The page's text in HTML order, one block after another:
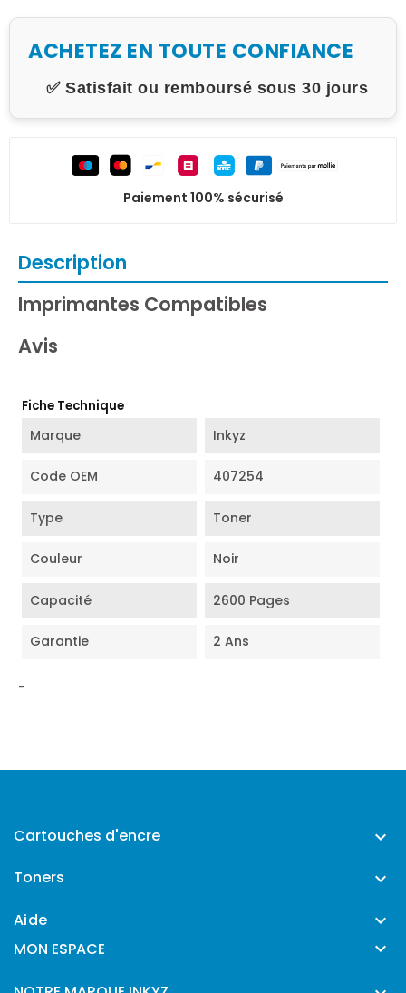
ACHETEZ EN TOUTE CONFIANCE
✅ Satisfait ou remboursé sous 30 jours
Paiement 100% sécurisé
Description
Imprimantes Compatibles
Avis
Fiche Technique
Marque Inkyz
Code OEM 407254
Type Toner
Couleur Noir
Capacité 2600 Pages
Garantie 2 Ans
-
Cartouches d'encre 
Toners 
Aide 
MON ESPACE 